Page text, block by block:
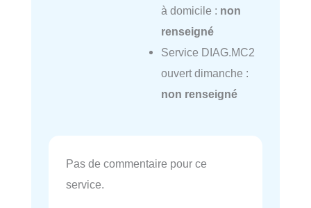
à domicile : non
renseigné
Service DIAG.MC2
ouvert dimanche :
non renseigné
Pas de commentaire pour ce
service.